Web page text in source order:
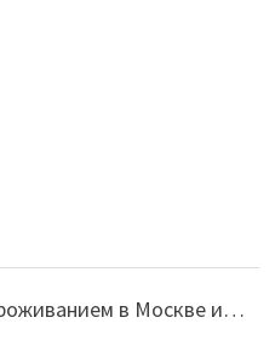
в Москве и…